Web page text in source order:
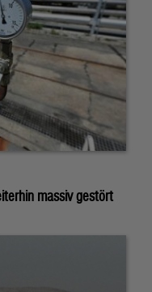
massiv gestört